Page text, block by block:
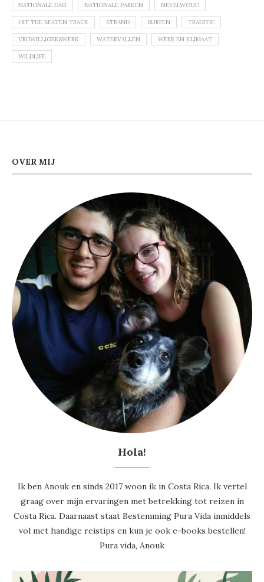
NATIONALE DAG NATIONALE PARKEN NEVELWOUD
OFF THE BEATEN TRACK STRAND SURFEN TRADITIE
VRIJWILLIGERSWERK WATERVALLEN WEER EN KLIMAAT
WILDLIFE
OVER MIJ
Hola!
Ik ben Anouk en sinds 2017 woon ik in Costa Rica. Ik vertel
graag over mijn ervaringen met betrekking tot reizen in
Costa Rica. Daarnaast staat Bestemming Pura Vida inmiddels
vol met handige reistips en kun je ook e-books bestellen!
Pura vida, Anouk